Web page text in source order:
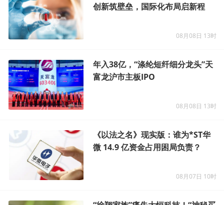
创新筑壁垒，国际化布局启新程
08月08日 13时
年入38亿，“涤纶短纤细分龙头”天
富龙沪市主板IPO
08月08日 13时
《以法之名》现实版：谁为*ST华
微 14.9 亿资金占用困局负责？
08月07日 10时